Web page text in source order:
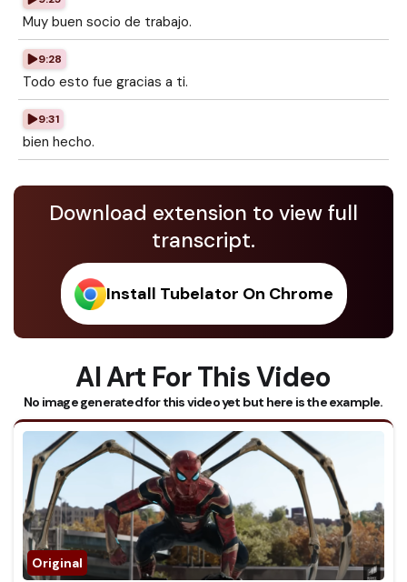
Muy buen socio de trabajo.
9:28
Todo esto fue gracias a ti.
9:31
bien hecho.
Download extension to view full
transcript.
Install Tubelator On Chrome
AI Art For This Video
No image generated for this video yet but here is the example.